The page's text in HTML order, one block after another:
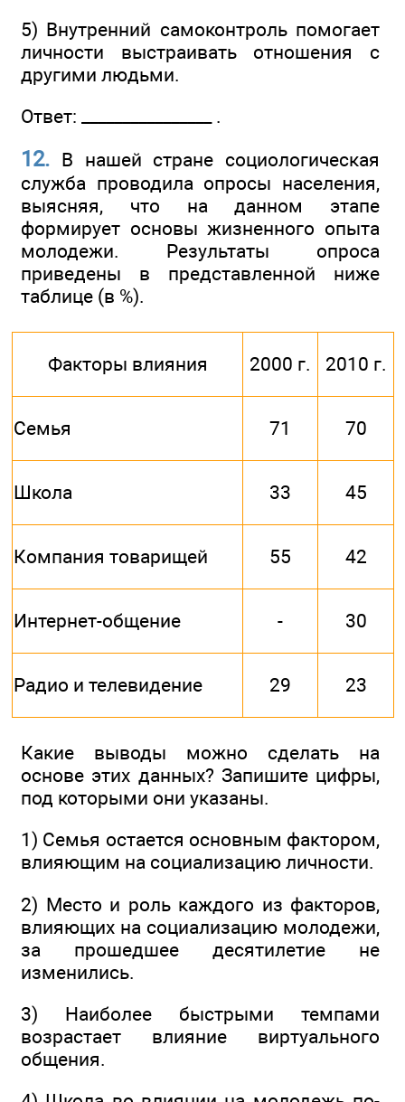
5) Внутренний самоконтроль помогает
личности выстраивать отношения с
другими людьми.
Ответ: ________________ .
12. В нашей стране социологическая
служба проводила опросы населения,
выясняя, что на данном этапе
формирует основы жизненного опыта
молодежи. Результаты опроса
приведены в представленной ниже
таблице (в %).
Факторы влияния 2000 г. 2010 г.
Семья 71 70
Школа 33 45
Компания товарищей 55 42
Интернет-общение - 30
Радио и телевидение 29 23
Какие выводы можно сделать на
основе этих данных? Запишите цифры,
под которыми они указаны.
1) Семья остается основным фактором,
влияющим на социализацию личности.
2) Место и роль каждого из факторов,
влияющих на социализацию молодежи,
за прошедшее десятилетие не
изменились.
3) Наиболее быстрыми темпами
возрастает влияние виртуального
общения.